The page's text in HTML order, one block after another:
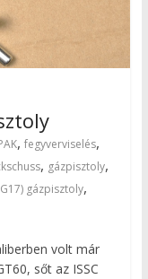
, fegyverviselés,
, gázpisztoly,
gázpisztoly,
volt már
sőt az ISSC